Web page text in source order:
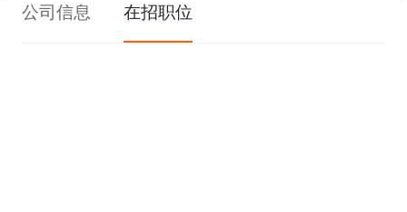
公司信息 在招职位